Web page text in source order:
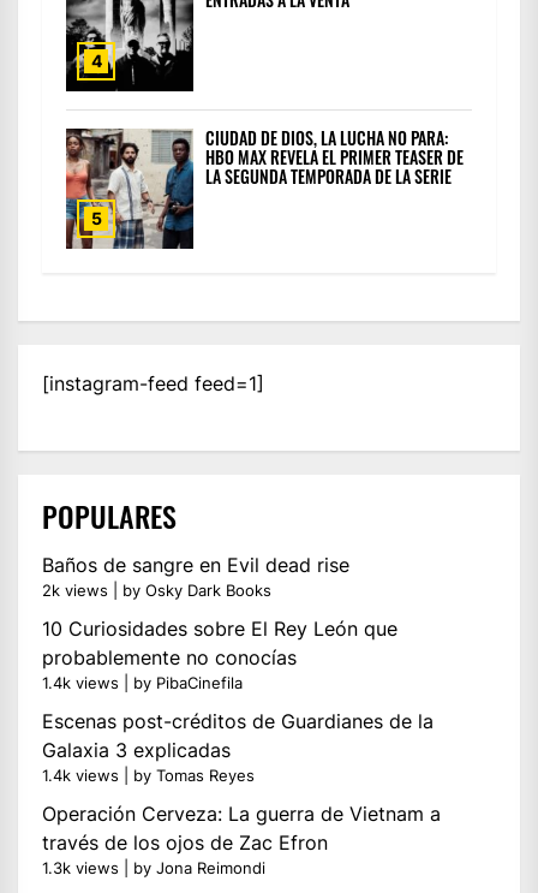
4
5
CIUDAD DE DIOS, LA LUCHA NO PARA:
HBO MAX REVELA EL PRIMER TEASER DE
LA SEGUNDA TEMPORADA DE LA SERIE
[instagram-feed feed=1]
POPULARES
Baños de sangre en Evil dead rise
2k views by Osky Dark Books
10 Curiosidades sobre El Rey León que
probablemente no conocías
1.4k views by PibaCinefila
Escenas post-créditos de Guardianes de la
Galaxia 3 explicadas
1.4k views by Tomas Reyes
Operación Cerveza: La guerra de Vietnam a
través de los ojos de Zac Efron
1.3k views by Jona Reimondi